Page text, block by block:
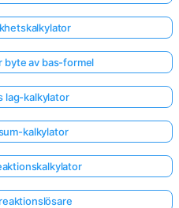
byte av bas-formel
lag-kalkylator
kalkylator